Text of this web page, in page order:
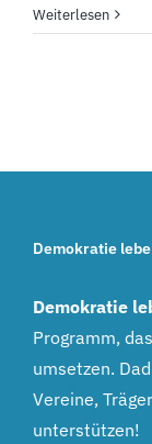
Weiterlesen
Demokratie
Demokratie
Programm,
umsetzen.
Vereine,
unterstützen!